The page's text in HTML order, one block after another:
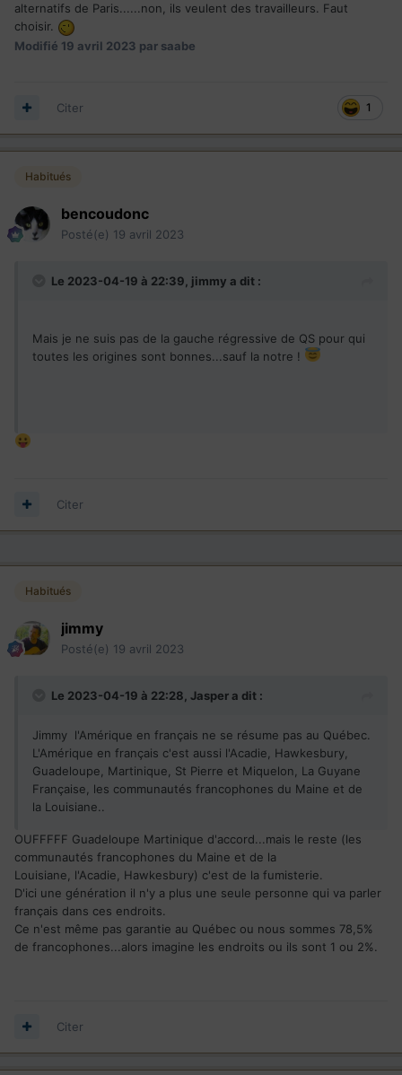
Mais bon attention je parle pas de la majorité des
immigrants, c'est quelques uns...mais trop de quelques uns
!
alternatifs de Paris......non, ils veulent des travailleurs. Faut
choisir.
Modifié 19 avril 2023 par saabe
1
Citer
Habitués
bencoudonc
Posté(e) 19 avril 2023
Le 2023-04-19 à 22:39, jimmy a dit :
Mais je ne suis pas de la gauche régressive de QS pour qui
toutes les origines sont bonnes...sauf la notre !
Citer
Habitués
jimmy
Posté(e) 19 avril 2023
Le 2023-04-19 à 22:28, Jaspera dit :
Jimmy l'Amérique en français ne se résume pas au Québec.
L'Amérique en français c'est aussi l'Acadie, Hawkesbury,
Guadeloupe, Martinique, St Pierre et Miquelon, La Guyane
Française, les communautés francophones du Maine et de
la Louisiane..
OUFFFFF Guadeloupe Martinique d'accord...mais le reste (les
communautés francophones du Maine et de la
Louisiane, l'Acadie, Hawkesbury) c'est de la fumisterie.
D'ici une génération il n'y a plus une seule personne qui va parler
français dans ces endroits.
Ce n'est même pas garantie au Québec ou nous sommes 78,5%
de francophones...alors imagine les endroits ou ils sont 1 ou 2%.
Citer